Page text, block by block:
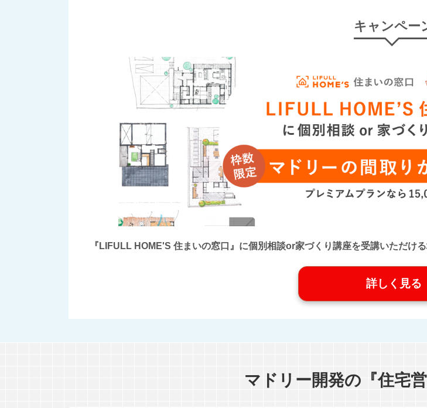
キャンペー
『LIFULL HOME'S 住まいの窓口』に個別相談or家づくり講座を受講いただけ
詳しく見る
マドリー開発の『住宅